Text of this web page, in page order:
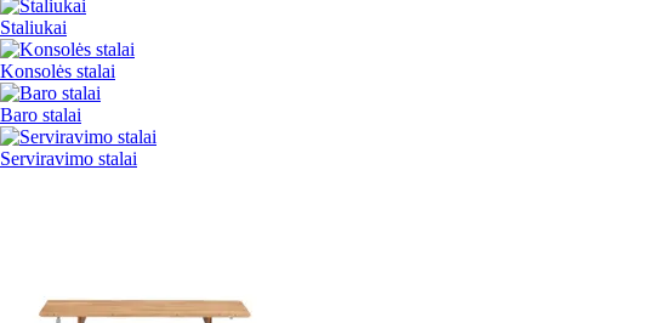
Staliukai
Konsolės stalai
Baro stalai
Serviravimo stalai